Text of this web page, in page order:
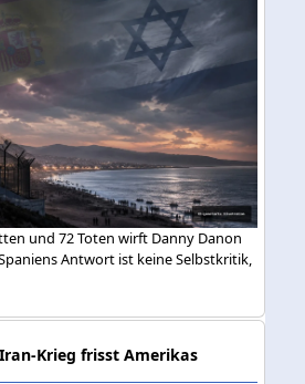
und 72 Toten wirft Danny Danon
Antwort ist keine Selbstkritik,
Krieg frisst Amerikas